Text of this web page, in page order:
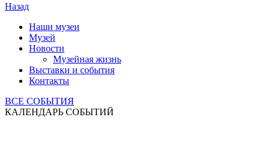
Назад
Наши музеи
Музей
Новости
Музейная жизнь
Выставки и события
Контакты
ВСЕ СОБЫТИЯ
КАЛЕНДАРЬ СОБЫТИЙ